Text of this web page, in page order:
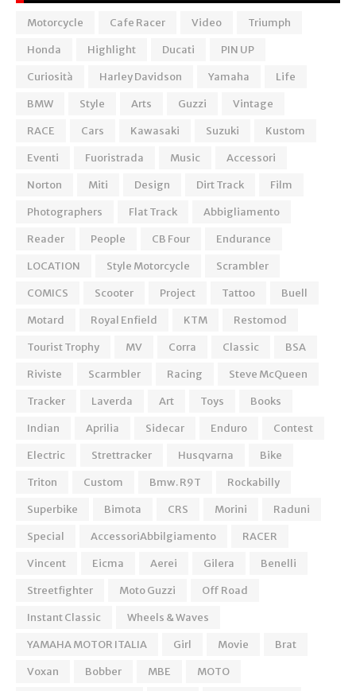
Motorcycle Cafe Racer Video
Triumph
Honda
Highlight Ducati
PIN UP
Curiosità
Harley Davidson Yamaha
Life
BMW
Style Arts Guzzi
Vintage
RACE
Cars Kawasaki Suzuki
Kustom
Eventi
Fuoristrada Music
Accessori
Norton
Miti Design Dirt Track
Film
Photographers
Flat Track
Abbigliamento
Reader
People CB Four
Endurance
LOCATION
Style Motorcycle
Scrambler
COMICS
Scooter Project Tattoo
Buell
Motard
Royal Enfield KTM
Restomod
Tourist Trophy
MV Corra Classic
BSA
Riviste
Scarmbler Racing
Steve McQueen
Tracker
Laverda Art Toys
Books
Indian
Aprilia Sidecar Enduro
Contest
Electric
Strettracker Husqvarna
Bike
Triton
Custom Bmw. R9T
Rockabilly
Superbike
Bimota CRS Morini
Raduni
Special
AccessoriAbbilgiamento
RACER
Vincent
Eicma Aerei Gilera
Benelli
Streetfighter
Moto Guzzi
Off Road
Instant Classic
Wheels & Waves
YAMAHA MOTOR ITALIA
Girl Movie
Brat
Voxan
Bobber MBE
MOTO